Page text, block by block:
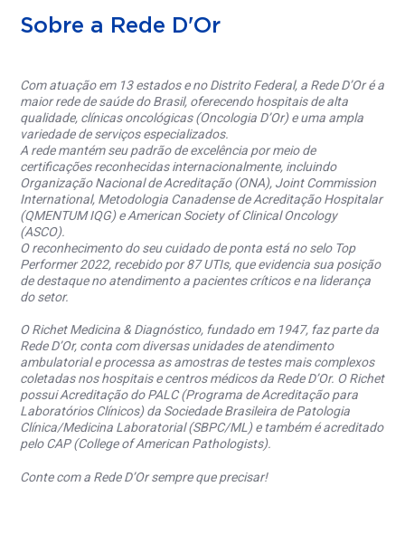
Sobre a Rede D'Or
Com atuação em 13 estados e no Distrito Federal, a Rede D’Or é a
maior rede de saúde do Brasil, oferecendo hospitais de alta
qualidade, clínicas oncológicas (Oncologia D’Or) e uma ampla
variedade de serviços especializados.
A rede mantém seu padrão de excelência por meio de
certificações reconhecidas internacionalmente, incluindo
Organização Nacional de Acreditação (ONA), Joint Commission
International, Metodologia Canadense de Acreditação Hospitalar
(QMENTUM IQG) e American Society of Clinical Oncology
(ASCO).
O reconhecimento do seu cuidado de ponta está no selo Top
Performer 2022, recebido por 87 UTIs, que evidencia sua posição
de destaque no atendimento a pacientes críticos e na liderança
do setor.
O Richet Medicina & Diagnóstico, fundado em 1947, faz parte da
Rede D’Or, conta com diversas unidades de atendimento
ambulatorial e processa as amostras de testes mais complexos
coletadas nos hospitais e centros médicos da Rede D’Or. O Richet
possui Acreditação do PALC (Programa de Acreditação para
Laboratórios Clínicos) da Sociedade Brasileira de Patologia
Clínica/Medicina Laboratorial (SBPC/ML) e também é acreditado
pelo CAP (College of American Pathologists).
Conte com a Rede D’Or sempre que precisar!